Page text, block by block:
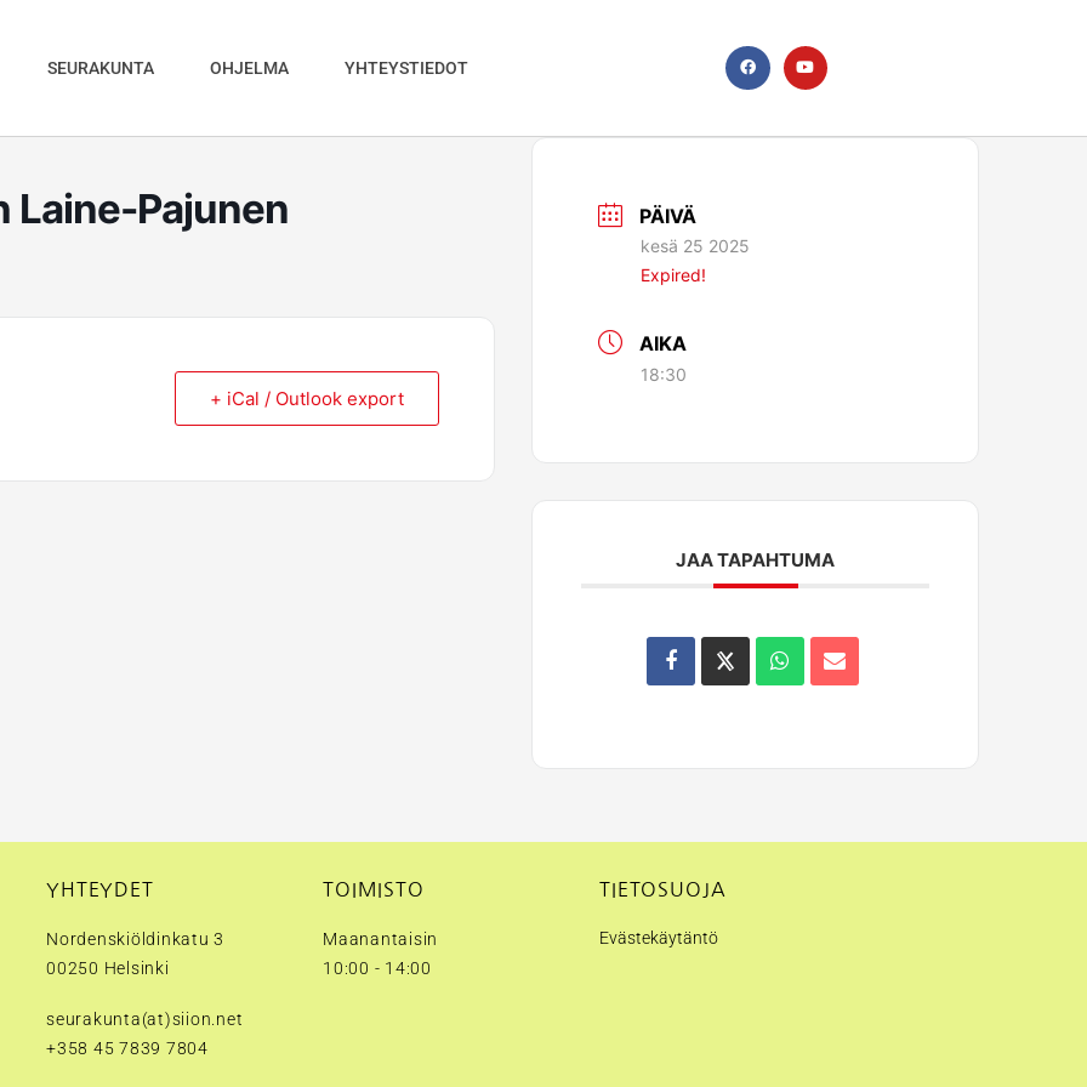
SEURAKUNTA OHJELMA YHTEYSTIEDOT
F
a
Y
o
u
Laine-Pajunen
+ iCal / Outlook export
PÄIVÄ
kesä 25 2025
Expired!
AIKA
18:30
JAA TAPAHTUMA
YHTEYDET
Nordenskiöldinkatu 3
00250 Helsinki
seurakunta(at)siion.net
+358 45 7839 7804
TOIMISTO
Maanantaisin
10:00 - 14:00
TIETOSUOJA
Evästekäytäntö